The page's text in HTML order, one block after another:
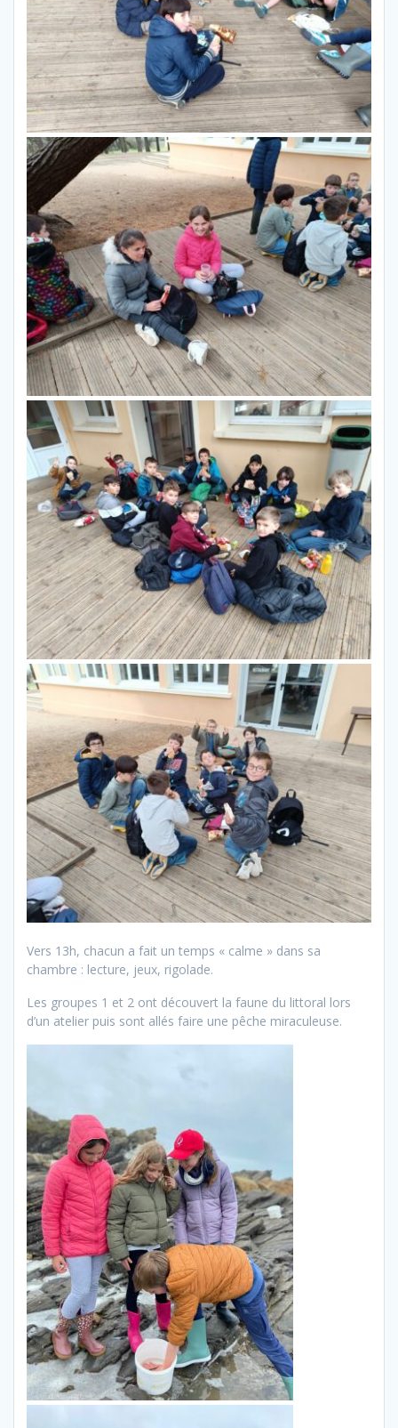
Vers 13h, chacun a fait un temps « calme » dans sa
chambre : lecture, jeux, rigolade.
Les groupes 1 et 2 ont découvert la faune du littoral lors
d’un atelier puis sont allés faire une pêche miraculeuse.